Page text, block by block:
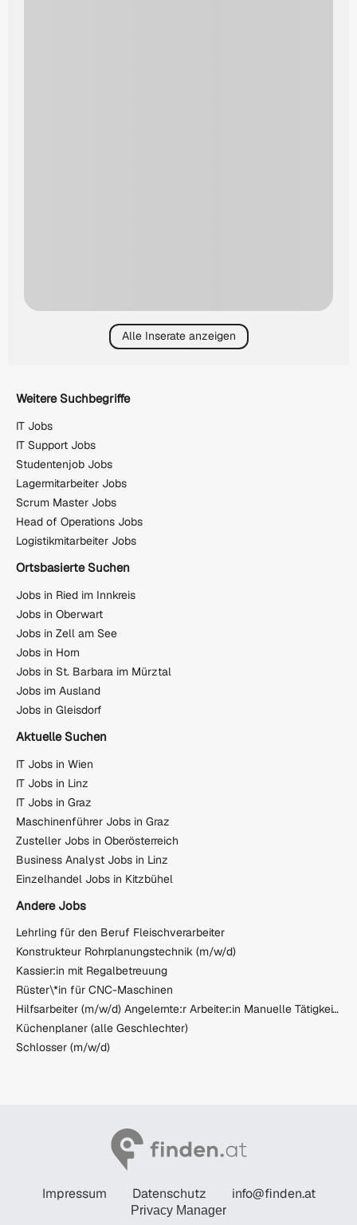
Alle Inserate anzeigen
Weitere Suchbegriffe
IT Jobs
IT Support Jobs
Studentenjob Jobs
Lagermitarbeiter Jobs
Scrum Master Jobs
Head of Operations Jobs
Logistikmitarbeiter Jobs
Ortsbasierte Suchen
Jobs in Ried im Innkreis
Jobs in Oberwart
Jobs in Zell am See
Jobs in Horn
Jobs in St. Barbara im Mürztal
Jobs im Ausland
Jobs in Gleisdorf
Aktuelle Suchen
IT Jobs in Wien
IT Jobs in Linz
IT Jobs in Graz
Maschinenführer Jobs in Graz
Zusteller Jobs in Oberösterreich
Business Analyst Jobs in Linz
Einzelhandel Jobs in Kitzbühel
Andere Jobs
Lehrling für den Beruf Fleischverarbeiter
Konstrukteur Rohrplanungstechnik (m/w/d)
Kassier:in mit Regalbetreuung
Rüster\*in für CNC-Maschinen
Hilfsarbeiter (m/w/d) Angelernte:r Arbeiter:in Manuelle Tätigkeiten
Küchenplaner (alle Geschlechter)
Schlosser (m/w/d)
Impressum Datenschutz info@finden.at
Privacy Manager